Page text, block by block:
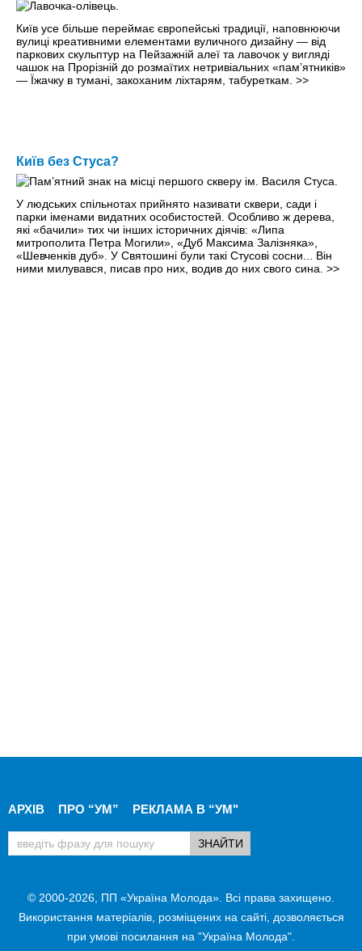
Київ усе більше переймає європейські традиції, наповнюючи
вулиці креативними елементами вуличного дизайну — від
паркових скульптур на Пейзажній алеї та лавочок у вигляді
чашок на Прорізній до розмаїтих нетривіальних «пам’ятників»
— Їжачку в тумані, закоханим ліхтарям, табуреткам. >>
Київ без Стуса?
У людських спільнотах прийнято називати сквери, сади і
парки іменами видатних особистостей. Особливо ж дерева,
які «бачили» тих чи інших історичних діячів: «Липа
митрополита Петра Могили», «Дуб Максима Залізняка»,
«Шевченків дуб». У Святошині були такі Стусові сосни... Він
ними милувався, писав про них, водив до них свого сина. >>
АРХІВ ПРО “УМ” РЕКЛАМА В “УМ"
© 2000-2026, ПП «Україна Молода». Всі права захищено.
Використання матеріалів, розміщених на сайті, дозволяється
при умові посилання на "Україна Молода".